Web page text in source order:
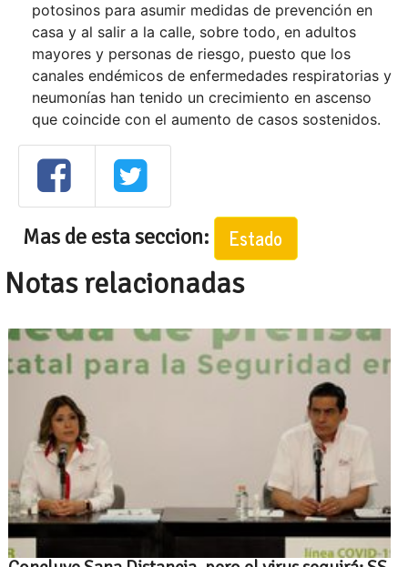
potosinos para asumir medidas de prevención en
casa y al salir a la calle, sobre todo, en adultos
mayores y personas de riesgo, puesto que los
canales endémicos de enfermedades respiratorias y
neumonías han tenido un crecimiento en ascenso
que coincide con el aumento de casos sostenidos.
Mas de esta seccion: Estado
Notas relacionadas